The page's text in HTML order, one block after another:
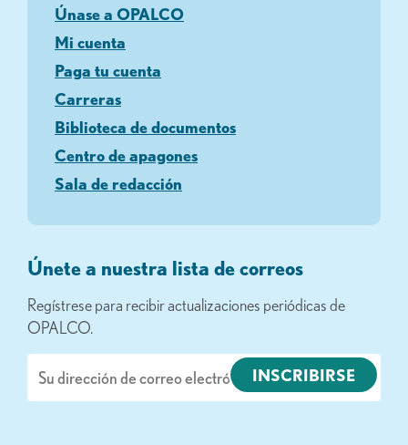
Únase a OPALCO
Mi cuenta
Paga tu cuenta
Carreras
Biblioteca de documentos
Centro de apagones
Sala de redacción
Únete a nuestra lista de correos
Regístrese para recibir actualizaciones periódicas de
OPALCO.
electrónico